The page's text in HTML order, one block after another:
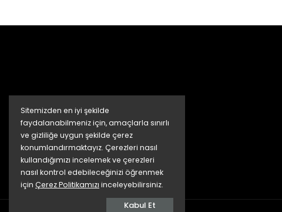
Sitemizden en iyi şekilde
faydalanabilmeniz için, amaçlarla sınırlı
ve gizliliğe uygun şekilde çerez
konumlandırmaktayız. Çerezleri nasıl
kullandığımızı incelemek ve çerezleri
nasıl kontrol edebileceğinizi öğrenmek
için Çerez Politikamızı inceleyebilirsiniz.
Kabul Et